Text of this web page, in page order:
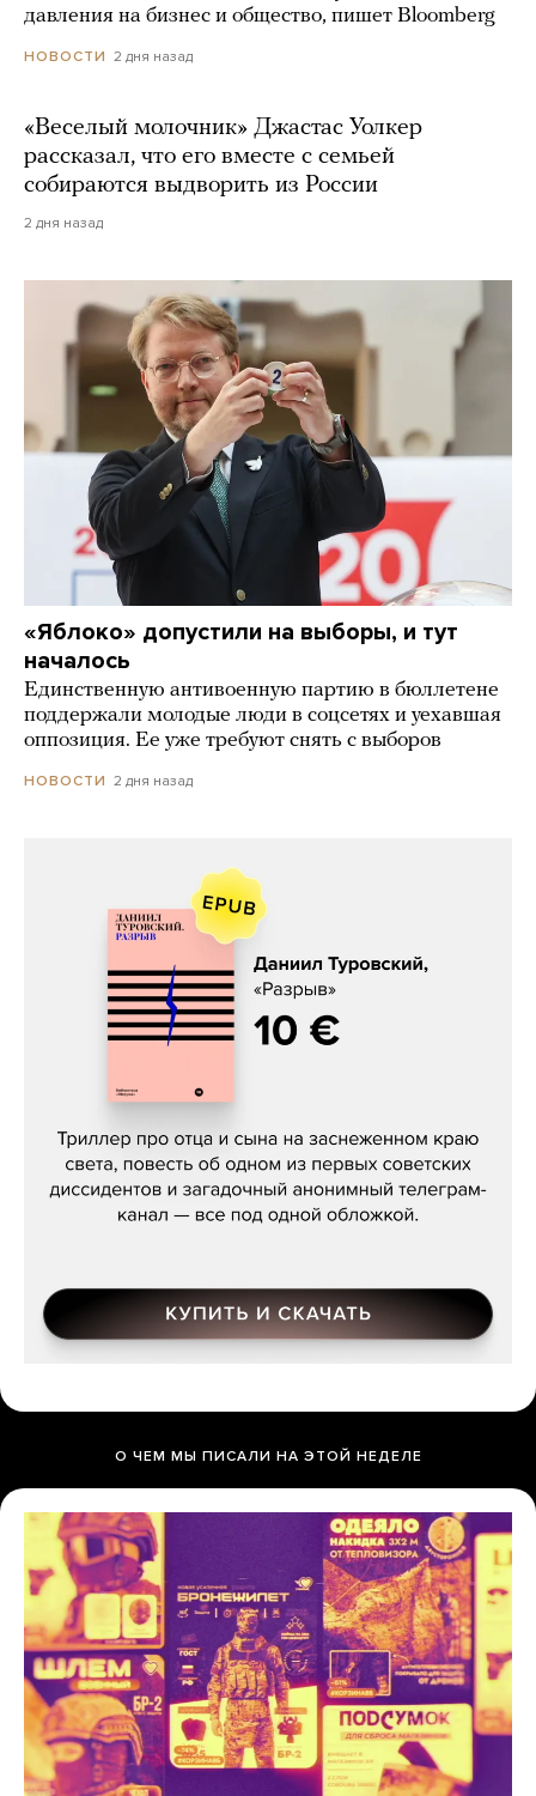
давления на бизнес и общество, пишет Bloomberg
НОВОСТИ 2 дня назад
«Веселый молочник» Джастас Уолкер
рассказал, что его вместе с семьей
собираются выдворить из России
2 дня назад
«Яблоко» допустили на выборы, и тут
началось
Единственную антивоенную партию в бюллетене
поддержали молодые люди в соцсетях и уехавшая
оппозиция. Ее уже требуют снять с выборов
НОВОСТИ 2 дня назад
Даниил Туровский, «Разрыв»
О ЧЕМ МЫ ПИСАЛИ НА ЭТОЙ НЕДЕЛЕ